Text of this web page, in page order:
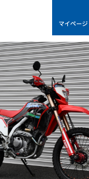
マイページ
CRF250L(MD47)